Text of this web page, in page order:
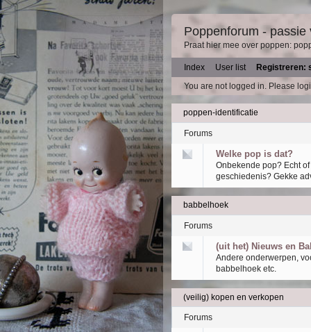
Poppenforum - passie
Praat hier mee over poppen:
Index User list
Registreren:
You are not logged in. Please
poppen-identificatie
Forums
Welke pop is dat?
Onbekende pop? Echt
geschiedenis? Gekke
babbelhoek
Forums
(uit het) Nieuws en
Andere onderwerpen,
babbelhoek etc.
(veilig) kopen en verkopen
Forums